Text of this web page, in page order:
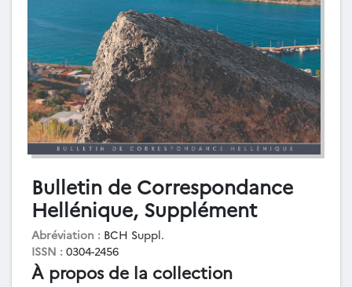
Bulletin de Correspondance
Hellénique, Supplément
Abréviation : BCH Suppl.
ISSN : 0304-2456
À propos de la collection